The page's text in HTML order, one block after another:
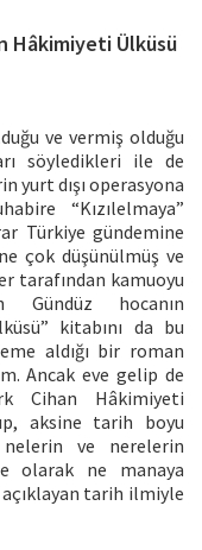
Hâkimiyeti Ülküsü
ve vermiş olduğu
söyledikleri ile de
yurt dışı operasyona
“Kızılelmaya”
Türkiye gündemine
çok düşünülmüş ve
tarafından kamuoyu
Gündüz hocanın
kitabını da bu
aldığı bir roman
Ancak eve gelip de
Cihan Hâkimiyeti
aksine tarih boyu
nelerin ve nerelerin
olarak ne manaya
tarih ilmiyle